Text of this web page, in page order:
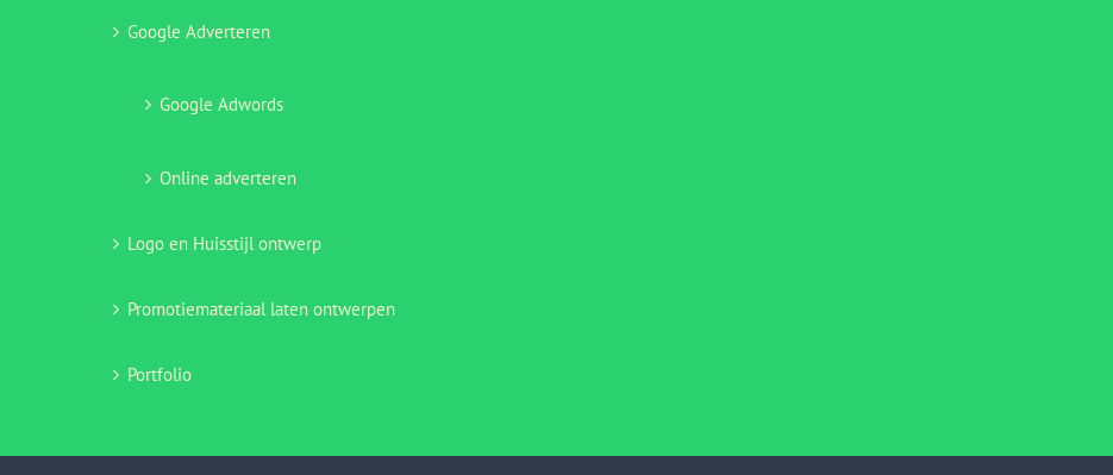
Google Adverteren
Google Adwords
Online adverteren
Logo en Huisstijl ontwerp
Promotiemateriaal laten ontwerpen
Portfolio